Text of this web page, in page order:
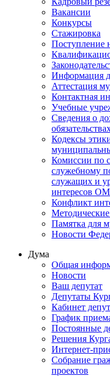
Вакансии
Конкурсы
Стажировка
Поступление
Информация
Аттестация
Контактная
Учебные
Сведения о
Кодексы
Комиссии по
служебному
служащих и
интересов
Конфликт
Памятка для
Новости
Дума
Общая
Новости
Ваш депутат
Депутаты
Кабинет
График
Постоянные
Решения
Интернет-
Собрание
проектов